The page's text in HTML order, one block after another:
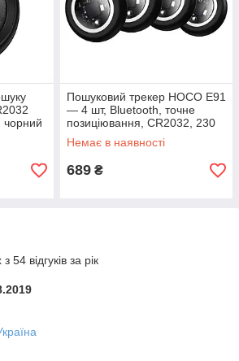
чорний
Пошуковий трекер HOCO E91
— 4 шт, Bluetooth, точне
позиціювання, CR2032, 230
mAh, чорний
Немає в наявності
689 ₴
54 відгуків за рік